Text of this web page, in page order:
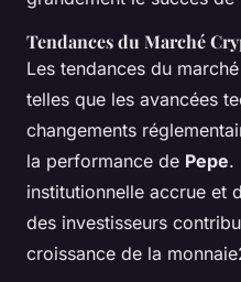
Tendances du Marché
Les tendances du
telles que les avancées
changements
la performance de Pepe.
institutionnelle accrue et
des investisseurs
croissance de la